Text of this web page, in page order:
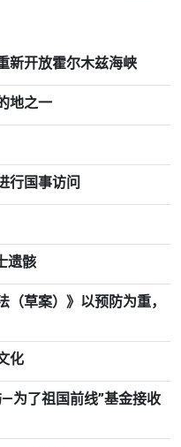
新开放霍尔木兹海峡
地之一
行国事访问
遗骸
（草案）》以预防为重，
化
为了祖国前线”基金接收